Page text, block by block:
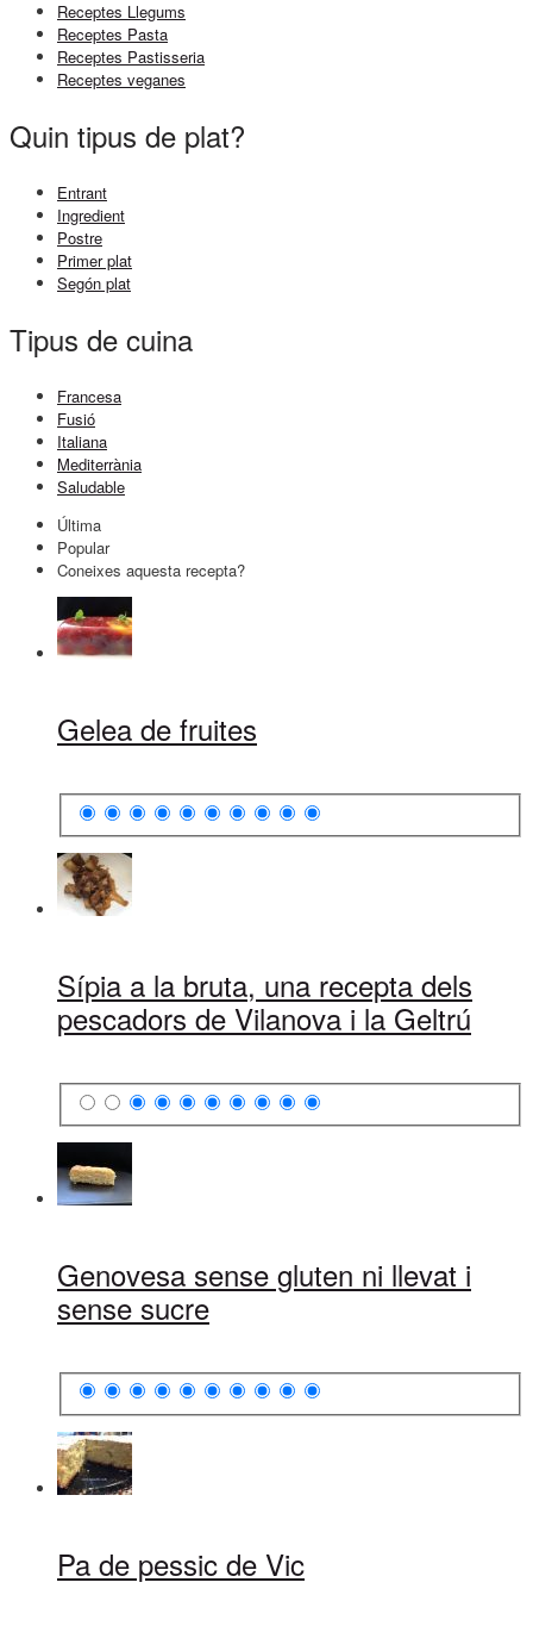
Receptes Llegums
Receptes Pasta
Receptes Pastisseria
Receptes veganes
Quin tipus de plat?
Entrant
Ingredient
Postre
Primer plat
Segón plat
Tipus de cuina
Francesa
Fusió
Italiana
Mediterrània
Saludable
Última
Popular
Coneixes aquesta recepta?
Gelea de fruites
Sípia a la bruta, una recepta dels
pescadors de Vilanova i la Geltrú
Genovesa sense gluten ni llevat i
sense sucre
Pa de pessic de Vic